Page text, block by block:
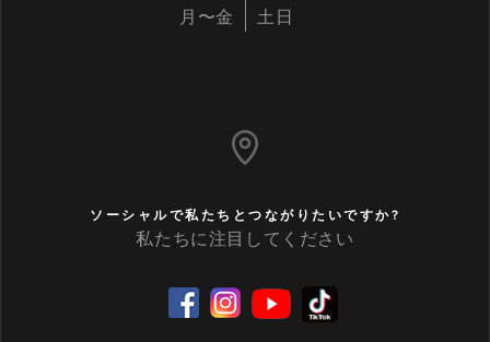
月〜金
土日
ソーシャルで私たちとつながりたいですか?
私たちに注目してください